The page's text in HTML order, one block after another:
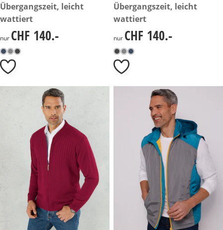
Übergangszeit, leicht
wattiert
CHF 140.-
nur CHF 140.-
Übergangszeit, leicht
wattiert
CHF 140.-
nur CHF 140.-